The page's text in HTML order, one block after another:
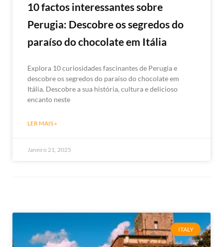
10 factos interessantes sobre
Perugia: Descobre os segredos do
paraíso do chocolate em Itália
Explora 10 curiosidades fascinantes de Perugia e
descobre os segredos do paraíso do chocolate em
Itália. Descobre a sua história, cultura e delicioso
encanto neste
LER MAIS »
Janeiro 21, 2025
ITALY